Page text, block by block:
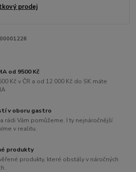
prodej
00001226
od 9500 Kč
Kč v ČR a od 12 000 Kč do SK máte
v oboru gastro
rádi Vám pomůžeme. I ty nejnáročnější
v realitu.
produkty
produkty, které obstály v náročných